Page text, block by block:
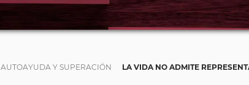
AUTOAYUDA Y SUPERACIÓN LA VIDA NO ADMITE